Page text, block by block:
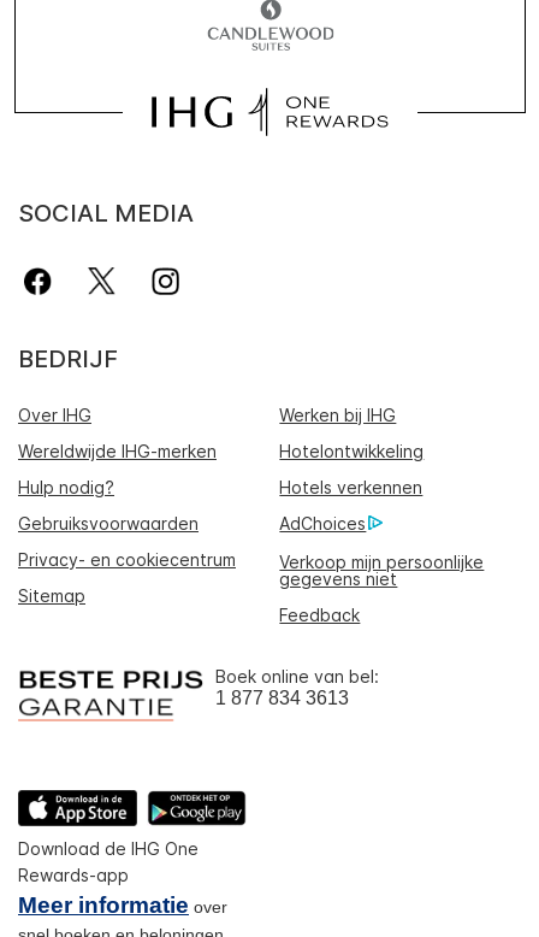
SOCIAL MEDIA
BEDRIJF
Over IHG
Werken bij IHG
Wereldwijde IHG-merken
Hotelontwikkeling
Hulp nodig?
Hotels verkennen
Gebruiksvoorwaarden
AdChoices
Privacy- en cookiecentrum
Verkoop mijn persoonlijke
gegevens niet
Sitemap
Feedback
Boek online van bel:
1 877 834 3613
Download de IHG One
Rewards-app
Meer informatie over